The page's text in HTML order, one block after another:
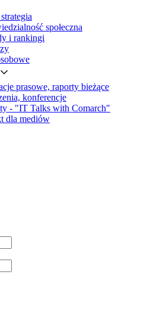
społeczna
i rankingi
prasowe, raporty bieżące
konferencje
- "IT Talks with Comarch"
dla mediów